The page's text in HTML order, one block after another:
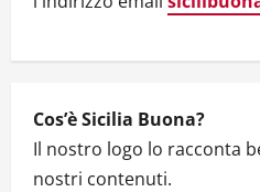
i
o
n
Cos’è Sicilia Buona?
Il nostro logo lo racconta
nostri contenuti.